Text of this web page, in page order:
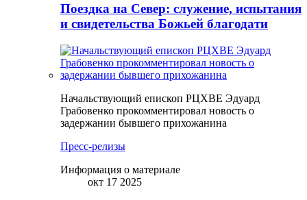
Поездка на Север: служение, испытания
и свидетельства Божьей благодати
Начальствующий епископ РЦХВЕ Эдуард
Грабовенко прокомментировал новость о
задержании бывшего прихожанина
Пресс-релизы
Информация о материале
окт 17 2025